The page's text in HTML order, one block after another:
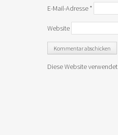
E-Mail-Adresse*
Website
Diese Website